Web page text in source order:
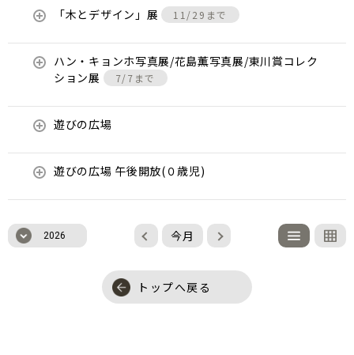
「木とデザイン」展 11/29まで
ハン・キョンホ写真展/花島薫写真展/東川賞コレク
ション展
7/7まで
遊びの広場
遊びの広場 午後開放(０歳児)
2026 今月
トップへ戻る